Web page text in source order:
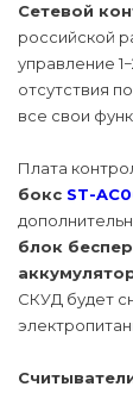
Сетевой
российской
управление
отсутствия
все свои
Плата
бокс ST-
блок
СКУД будет